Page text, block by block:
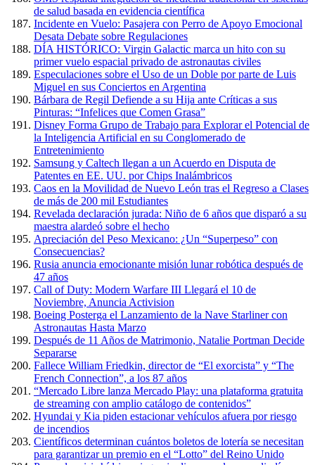
de salud basada en evidencia científica
Incidente en Vuelo: Pasajera con Perro de Apoyo Emocional
Desata Debate sobre Regulaciones
DÍA HISTÓRICO: Virgin Galactic marca un hito con su
primer vuelo espacial privado de astronautas civiles
Especulaciones sobre el Uso de un Doble por parte de Luis
Miguel en sus Conciertos en Argentina
Bárbara de Regil Defiende a su Hija ante Críticas a sus
Pinturas: “Infelices que Comen Grasa”
Disney Forma Grupo de Trabajo para Explorar el Potencial de
la Inteligencia Artificial en su Conglomerado de
Entretenimiento
Samsung y Caltech llegan a un Acuerdo en Disputa de
Patentes en EE. UU. por Chips Inalámbricos
Caos en la Movilidad de Nuevo León tras el Regreso a Clases
de más de 200 mil Estudiantes
Revelada declaración jurada: Niño de 6 años que disparó a su
maestra alardeó sobre el hecho
Apreciación del Peso Mexicano: ¿Un “Superpeso” con
Consecuencias?
Rusia anuncia emocionante misión lunar robótica después de
47 años
Call of Duty: Modern Warfare III Llegará el 10 de
Noviembre, Anuncia Activision
Boeing Posterga el Lanzamiento de la Nave Starliner con
Astronautas Hasta Marzo
Después de 11 Años de Matrimonio, Natalie Portman Decide
Separarse
Fallece William Friedkin, director de “El exorcista” y “The
French Connection”, a los 87 años
“Mercado Libre lanza Mercado Play: una plataforma gratuita
de streaming con amplio catálogo de contenidos”
Hyundai y Kia piden estacionar vehículos afuera por riesgo
de incendios
Científicos determinan cuántos boletos de lotería se necesitan
para garantizar un premio en el “Lotto” del Reino Unido